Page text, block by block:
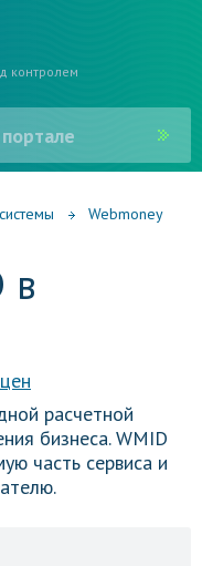
контролем
Webmoney
в
расчетной
бизнеса. WMID
часть сервиса и